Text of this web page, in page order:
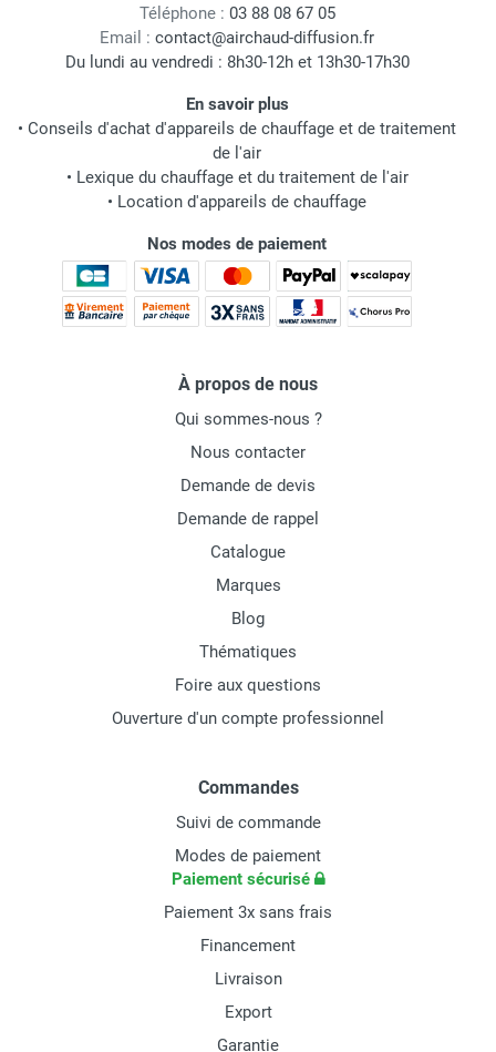
Téléphone : 03 88 08 67 05
Email : contact@airchaud-diffusion.fr
Du lundi au vendredi : 8h30-12h et 13h30-17h30
En savoir plus
• Conseils d'achat d'appareils de chauffage et de traitement
de l'air
• Lexique du chauffage et du traitement de l'air
• Location d'appareils de chauffage
Nos modes de paiement
À propos de nous
Qui sommes-nous ?
Nous contacter
Demande de devis
Demande de rappel
Catalogue
Marques
Blog
Thématiques
Foire aux questions
Ouverture d'un compte professionnel
Commandes
Suivi de commande
Modes de paiement
Paiement sécurisé
Paiement 3x sans frais
Financement
Livraison
Export
Garantie